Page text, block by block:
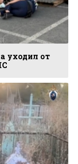
уходил от